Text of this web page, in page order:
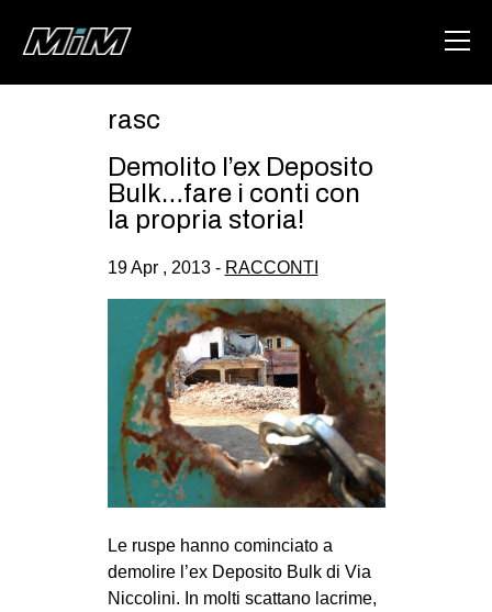
ABOUT
DEGENERAZIONE
GAZA FREESTYLE
CSOA LAMBRETTA
MSM
STUDENTI TSUNAMI
ZAM
MILANO
MOBILITAZIONI
SPAZI
rasc
Demolito l’ex Deposito
Bulk…fare i conti con
la propria storia!
19 Apr , 2013 - RACCONTI
Le ruspe hanno cominciato a
demolire l’ex Deposito Bulk di Via
Niccolini. In molti scattano lacrime,